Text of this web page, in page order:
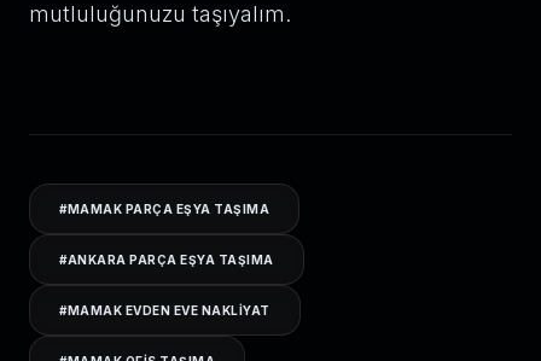
mutluluğunuzu taşıyalım.
#MAMAK PARÇA EŞYA TAŞIMA
#ANKARA PARÇA EŞYA TAŞIMA
#MAMAK EVDEN EVE NAKLIYAT